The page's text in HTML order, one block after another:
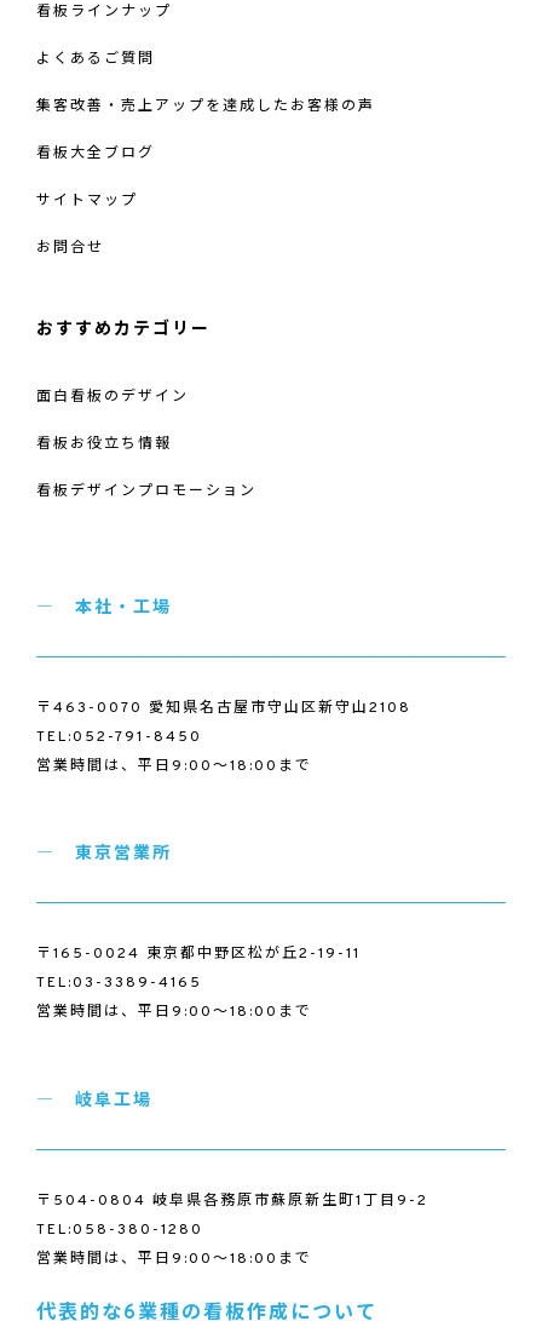
看板ラインナップ
よくあるご質問
集客改善・売上アップを達成したお客様の声
看板大全ブログ
サイトマップ
お問合せ
おすすめカテゴリー
面白看板のデザイン
看板お役立ち情報
看板デザインプロモーション
本社・工場
〒463-0070 愛知県名古屋市守山区新守山2108
TEL:052-791-8450
営業時間は、平日9:00～18:00まで
東京営業所
〒165-0024 東京都中野区松が丘2-19-11
TEL:03-3389-4165
営業時間は、平日9:00～18:00まで
岐阜工場
〒504-0804 岐阜県各務原市蘇原新生町1丁目9-2
TEL:058-380-1280
営業時間は、平日9:00～18:00まで
代表的な6業種の看板作成について